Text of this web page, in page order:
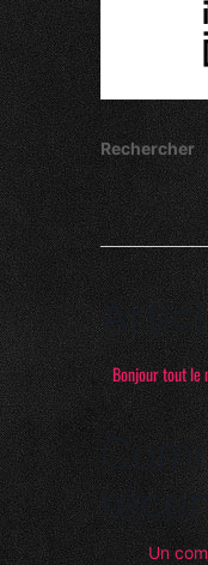
Rechercher
Bonjour tout le
Un